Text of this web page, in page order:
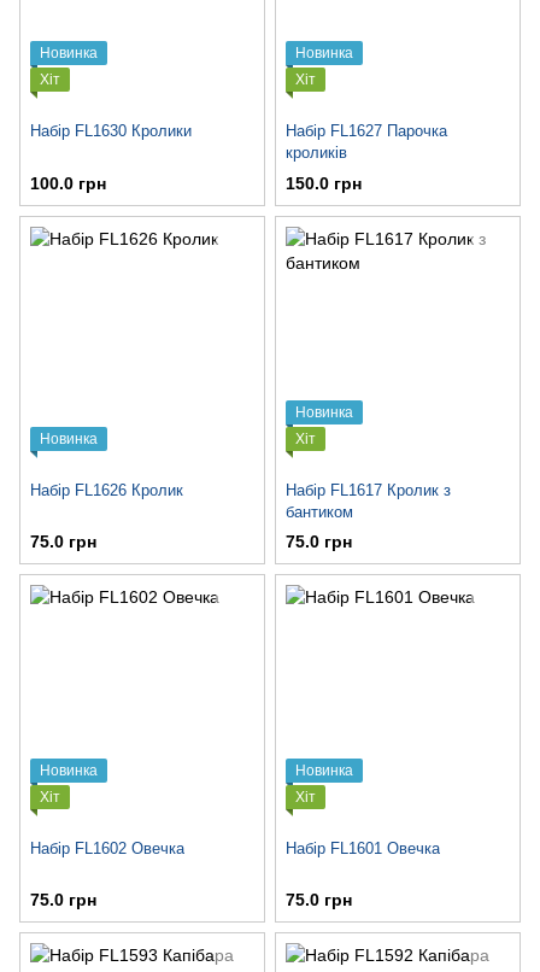
Новинка
Хіт
Набір FL1630 Кролики
100.0 грн
Новинка
Хіт
Набір FL1627 Парочка
кроликів
150.0 грн
Новинка
Набір FL1626 Кролик
75.0 грн
Новинка
Хіт
Набір FL1617 Кролик з
бантиком
75.0 грн
Новинка
Хіт
Набір FL1602 Овечка
75.0 грн
Новинка
Хіт
Набір FL1601 Овечка
75.0 грн